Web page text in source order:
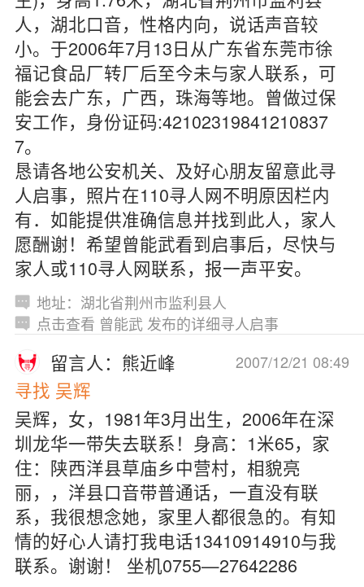
人，湖北口音，性格内向，说话声音较
小。于2006年7月13日从广东省东莞市徐
福记食品厂转厂后至今未与家人联系，可
能会去广东，广西，珠海等地。曾做过保
安工作，身份证码:42102319841210837
7。
恳请各地公安机关、及好心朋友留意此寻
人启事，照片在110寻人网不明原因栏内
有．如能提供准确信息并找到此人，家人
愿酬谢！希望曾能武看到启事后，尽快与
家人或110寻人网联系，报一声平安。
地址：湖北省荆州市监利县人
点击查看 曾能武 发布的详细寻人启事
2007/12/21 08:49
留言人：熊近峰
寻找 吴辉
吴辉，女，1981年3月出生，2006年在深
圳龙华一带失去联系！身高：1米65，家
住：陕西洋县草庙乡中营村，相貌亮
丽，，洋县口音带普通话，一直没有联
系，我很想念她，家里人都很急的。有知
情的好心人请打我电话13410914910与我
联系。谢谢！ 坐机0755—27642286